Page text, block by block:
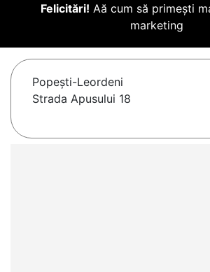
Felicitări! Aă cum să primești
marketing
Popeşti-Leordeni
Strada Apusului 18